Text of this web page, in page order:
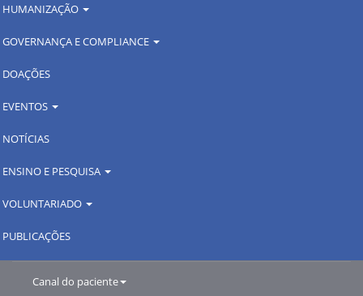
HUMANIZAÇÃO
GOVERNANÇA E COMPLIANCE
DOAÇÕES
EVENTOS
NOTÍCIAS
ENSINO E PESQUISA
VOLUNTARIADO
PUBLICAÇÕES
Canal do paciente